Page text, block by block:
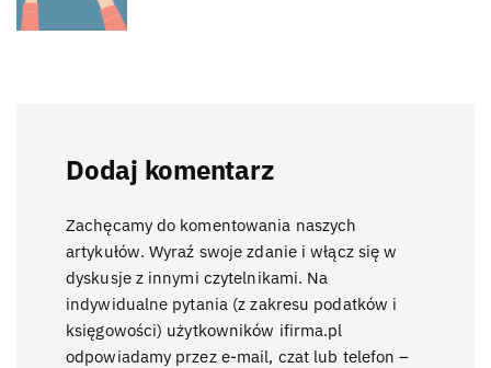
Dodaj komentarz
Zachęcamy do komentowania naszych
artykułów. Wyraź swoje zdanie i włącz się w
dyskusje z innymi czytelnikami. Na
indywidualne pytania (z zakresu podatków i
księgowości) użytkowników ifirma.pl
odpowiadamy przez e-mail, czat lub telefon –